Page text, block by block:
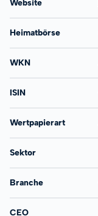
Website
Heimatbörse
WKN
ISIN
Wertpapierart
Sektor
Branche
CEO